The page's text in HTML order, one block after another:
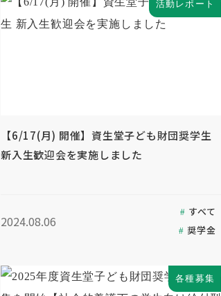
活動レポート
【6/17(月) 開催】資生堂子ども財団奨学生
新入生歓迎会を実施しました
2024.08.06
すべて
奨学金
各種募集